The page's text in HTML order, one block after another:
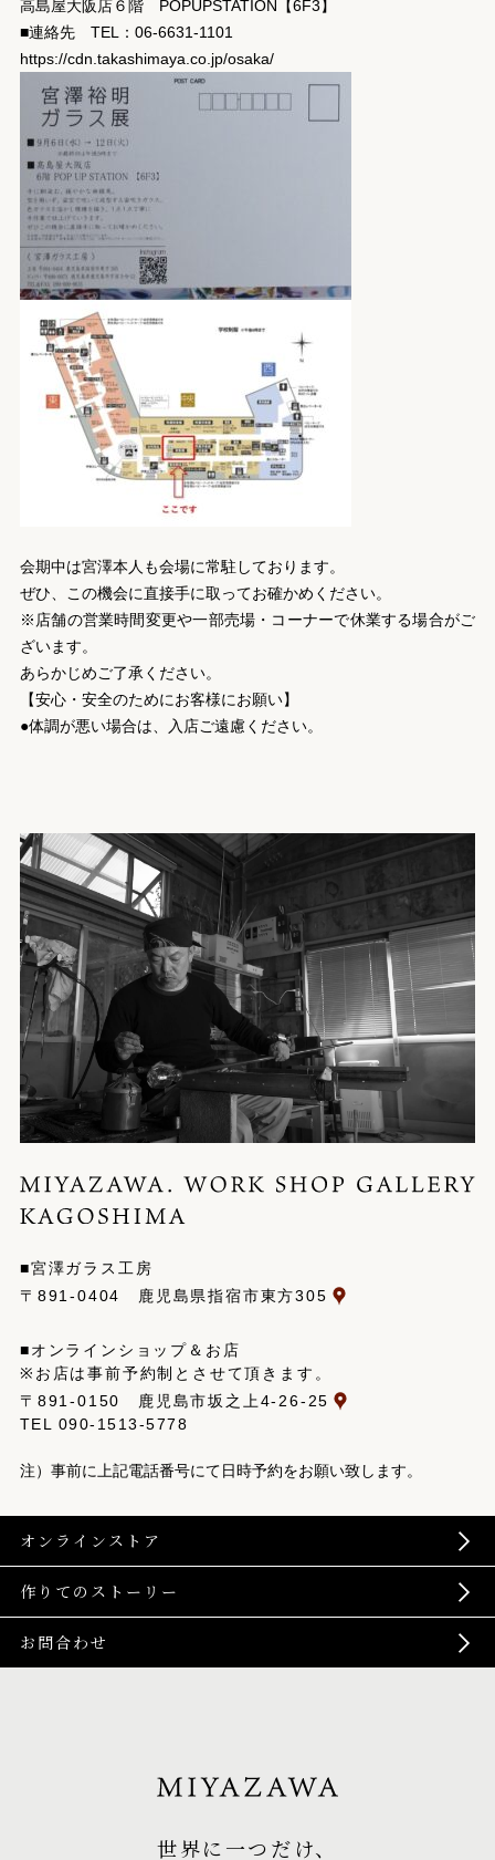
高島屋大阪店６階 POPUPSTATION【6F3】
■連絡先 TEL：06-6631-1101
https://cdn.takashimaya.co.jp/osaka/
会期中は宮澤本人も会場に常駐しております。
ぜひ、この機会に直接手に取ってお確かめください。
※店舗の営業時間変更や一部売場・コーナーで休業する場合がご
ざいます。
あらかじめご了承ください。
【安心・安全のためにお客様にお願い】
●体調が悪い場合は、入店ご遠慮ください。
■宮澤ガラス工房
〒891-0404 鹿児島県指宿市東方305
■オンラインショップ＆お店
※お店は事前予約制とさせて頂きます。
〒891-0150 鹿児島市坂之上4-26-25
TEL 090-1513-5778
注）事前に上記電話番号にて日時予約をお願い致します。
オンラインストア
作りてのストーリー
お問合わせ
世界に一つだけ、